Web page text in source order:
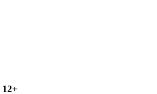
12+